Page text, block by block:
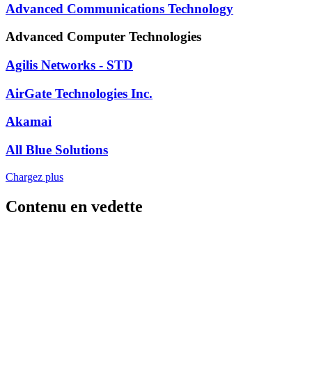
Advanced Communications Technology
Advanced Computer Technologies
Agilis Networks - STD
AirGate Technologies Inc.
Akamai
All Blue Solutions
Chargez plus
Contenu en vedette